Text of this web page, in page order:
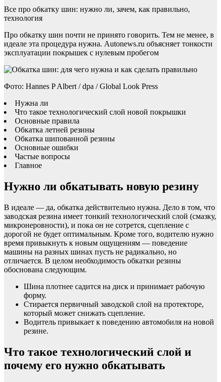
Все про обкатку шин: нужно ли, зачем, как правильно,
технология
Про обкатку шин почти не принято говорить. Тем не менее, в
идеале эта процедура нужна. Autonews.ru объясняет тонкости
эксплуатации покрышек с нулевым пробегом
Фото: Hannes P Albert / dpa / Global Look Press
Нужна ли
Что такое технологический слой новой покрышки
Основные правила
Обкатка летней резины
Обкатка шипованной резины
Основные ошибки
Частые вопросы
Главное
Нужно ли обкатывать новую резину
В идеале — да, обкатка действительно нужна. Дело в том, что
заводская резина имеет тонкий технологический слой (смазку,
микронеровности), и пока он не сотрется, сцепление с
дорогой не будет оптимальным. Кроме того, водителю нужно
время привыкнуть к новым ощущениям — поведение
машины на разных шинах пусть не радикально, но
отличается. В целом необходимость обкатки резины
обоснована следующим.
Шина плотнее садится на диск и принимает рабочую
форму.
Стирается первичный заводской слой на протекторе,
который может снижать сцепление.
Водитель привыкает к поведению автомобиля на новой
резине.
Что такое технологический слой и
почему его нужно обкатывать